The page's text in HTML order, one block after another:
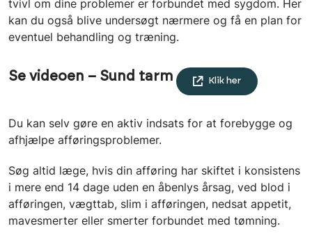
tvivl om dine problemer er forbundet med sygdom. Her
kan du også blive undersøgt nærmere og få en plan for
eventuel behandling og træning.
Se videoen – Sund tarm Klik her
Du kan selv gøre en aktiv indsats for at forebygge og
afhjælpe afføringsproblemer.
Søg altid læge, hvis din afføring har skiftet i konsistens
i mere end 14 dage uden en åbenlys årsag, ved blod i
afføringen, vægttab, slim i afføringen, nedsat appetit,
mavesmerter eller smerter forbundet med tømning.